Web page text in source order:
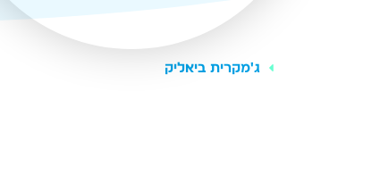
ג'מקרית ביאליק